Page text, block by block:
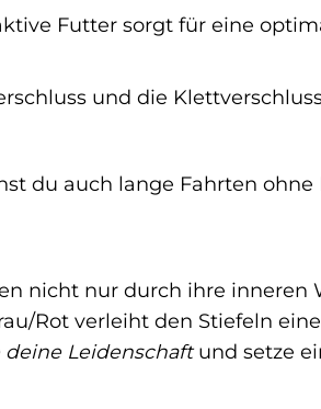
Futter sorgt für eine
und die
du auch lange Fahrten
nicht nur durch ihre
Rot verleiht den Stiefeln
deine Leidenschaftund setze